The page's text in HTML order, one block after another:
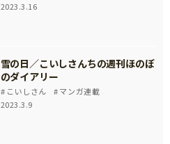
2023.3.16
雪の日／こいしさんちの週刊ほのぼ
のダイアリー
こいしさん
マンガ連載
2023.3.9